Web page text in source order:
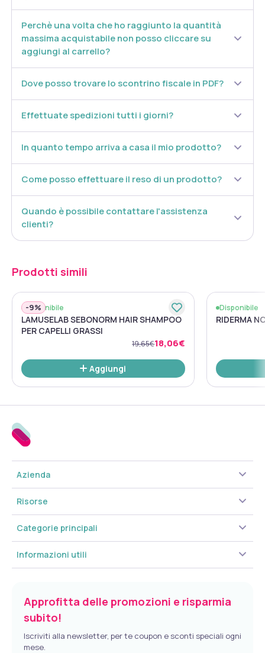
Perchè una volta che ho raggiunto la quantità
massima acquistabile non posso cliccare su
aggiungi al carrello?
Dove posso trovare lo scontrino fiscale in PDF?
Effettuate spedizioni tutti i giorni?
In quanto tempo arriva a casa il mio prodotto?
Come posso effettuare il reso di un prodotto?
Quando è possibile contattare l'assistenza
clienti?
Prodotti simili
Disponibile
LAMUSELAB SEBONORM HAIR SHAMPOO
PER CAPELLI GRASSI
-9%
19,65€18,06€
Aggiungi
Disponibile
RIDERMA
Azienda
Risorse
Categorie principali
Informazioni utili
Approfitta delle promozioni e risparmia
subito!
Iscriviti alla newsletter, per te coupon e sconti speciali ogni
mese.